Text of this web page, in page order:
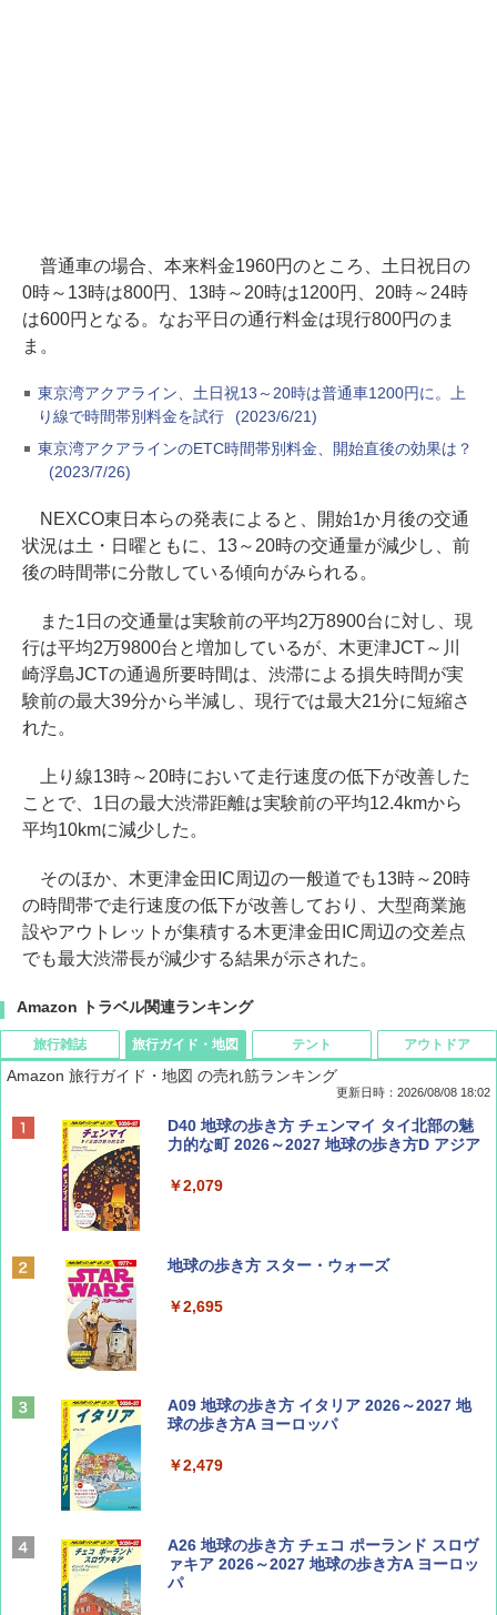
普通車の場合、本来料金1960円のところ、土日祝日の
0時～13時は800円、13時～20時は1200円、20時～24時
は600円となる。なお平日の通行料金は現行800円のま
ま。
東京湾アクアライン、土日祝13～20時は普通車1200円に。上
り線で時間帯別料金を試行
(2023/6/21)
東京湾アクアラインのETC時間帯別料金、開始直後の効果は？
(2023/7/26)
NEXCO東日本らの発表によると、開始1か月後の交通
状況は土・日曜ともに、13～20時の交通量が減少し、前
後の時間帯に分散している傾向がみられる。
また1日の交通量は実験前の平均2万8900台に対し、現
行は平均2万9800台と増加しているが、木更津JCT～川
崎浮島JCTの通過所要時間は、渋滞による損失時間が実
験前の最大39分から半減し、現行では最大21分に短縮さ
れた。
上り線13時～20時において走行速度の低下が改善した
ことで、1日の最大渋滞距離は実験前の平均12.4kmから
平均10kmに減少した。
そのほか、木更津金田IC周辺の一般道でも13時～20時
の時間帯で走行速度の低下が改善しており、大型商業施
設やアウトレットが集積する木更津金田IC周辺の交差点
でも最大渋滞長が減少する結果が示された。
Amazon トラベル関連ランキング
旅行雑誌
BE-PAL(ビ-パル) 2026年 9 月号【特別付録:
SOTO ミニマル"旅"財布 ランダム2種】
￥1,500
ディズニーファン ２０２６年 ９月号 [雑
山と溪谷 2026年8月号「南アルプス大全」
Coyote No.89 特集 星野道夫 夢見る旅
￥1,540
旅行ガイド・地図
Amazon 旅行ガイド・地図 の売れ筋ランキング
更新日時：2026/08/08 18:02
D40 地球の歩き方 チェンマイ タイ北部の魅
力的な町 2026～2027 地球の歩き方D アジア
￥2,079
地球の歩き方 スター・ウォーズ
￥2,695
A09 地球の歩き方 イタリア 2026～2027 地
球の歩き方A ヨーロッパ
￥2,479
A26 地球の歩き方 チェコ ポーランド スロヴ
ァキア 2026～2027 地球の歩き方A ヨーロッ
パ
テント アウトドア